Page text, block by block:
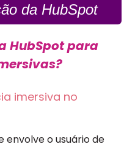
da HubSpot
HubSpot para
imersiva no
envolve o usuário de